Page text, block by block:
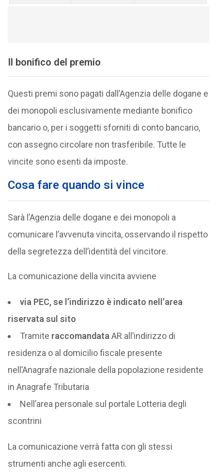
Il bonifico del premio
Questi premi sono pagati dall’Agenzia delle dogane e
dei monopoli esclusivamente mediante bonifico
bancario o, per i soggetti sforniti di conto bancario,
con assegno circolare non trasferibile. Tutte le
vincite sono esenti da imposte.
Cosa fare quando si vince
Sarà l’Agenzia delle dogane e dei monopoli a
comunicare l’avvenuta vincita, osservando il rispetto
della segretezza dell’identità del vincitore.
La comunicazione della vincita avviene
via PEC, se l’indirizzo è indicato nell’area
riservata sul sito
Tramite raccomandata AR all’indirizzo di
residenza o al domicilio fiscale presente
nell’Anagrafe nazionale della popolazione residente
in Anagrafe Tributaria
Nell’area personale sul portale Lotteria degli
scontrini
La comunicazione verrà fatta con gli stessi
strumenti anche agli esercenti.